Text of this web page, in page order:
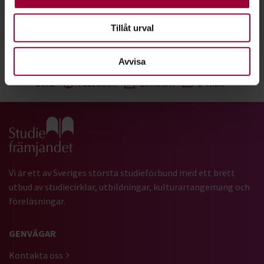
Tillåt urval
Avvisa
Skicka e-post
Dela: Facebook LinkedIn E-mail
Gå till studiefrämjandets startsida
Vi är ett av Sveriges största studieförbund med ett brett
utbud av studiecirklar, utbildningar, kulturarrangemang och
föreläsningar.
GENVÄGAR
Kontakta oss